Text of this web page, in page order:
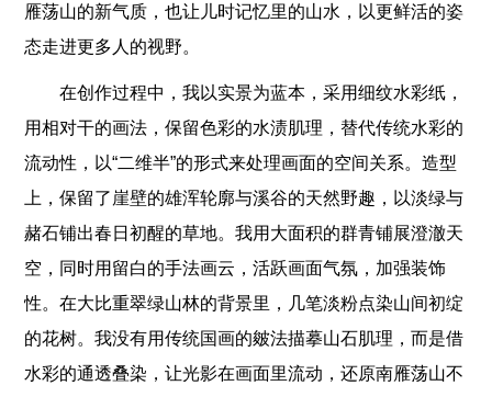
雁荡山的新气质，也让儿时记忆里的山水，以更鲜活的姿
态走进更多人的视野。
在创作过程中，我以实景为蓝本，采用细纹水彩纸，
用相对干的画法，保留色彩的水渍肌理，替代传统水彩的
流动性，以“二维半”的形式来处理画面的空间关系。造型
上，保留了崖壁的雄浑轮廓与溪谷的天然野趣，以淡绿与
赭石铺出春日初醒的草地。我用大面积的群青铺展澄澈天
空，同时用留白的手法画云，活跃画面气氛，加强装饰
性。在大比重翠绿山林的背景里，几笔淡粉点染山间初绽
的花树。我没有用传统国画的皴法描摹山石肌理，而是借
水彩的通透叠染，让光影在画面里流动，还原南雁荡山不